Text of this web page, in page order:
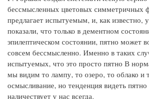
бессмысленных цветовых симметричных
предлагает испытуемым, и, как известно,
показали, что только в дементном
эпилептическом состоянии, пятно может
совсем бессмысленно. Именно в таких
испытуемых, что это просто пятно В
мы видим то лампу, то озеро, то облако и
осмысливание, но тенденция видеть
наличествует у нас всегда.